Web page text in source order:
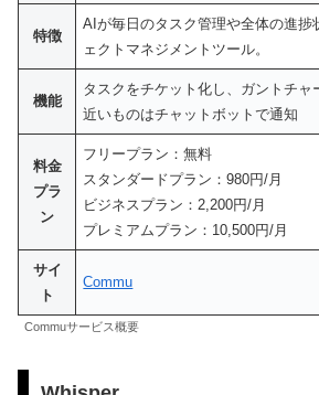
特徴
AIが毎日のタスク管理や全体の進捗
ェクトマネジメントツール。
機能
タスクをチケット化し、ガントチャ
近いものはチャットボットで通知
料金
プラ
ン
フリープラン：無料
スタンダードプラン：980円/月
ビジネスプラン：2,200円/月
プレミアムプラン：10,500円/月
サイ
ト
Commu
Commuサービス概要